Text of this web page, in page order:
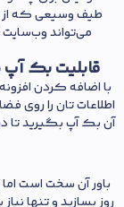
طیف وسیعی که از
می‌تواند
قابلیت بک
اطلاعات تان را روی
آن بک آپ بگیرید تا
باور آن سخت است
روز بسازید و تنها